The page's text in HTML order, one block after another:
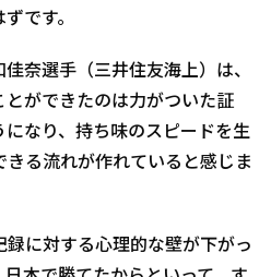
です。
奈選手（三井住友海上）は、
ができたのは力がついた証
なり、持ち味のスピードを生
る流れが作れていると感じま
録に対する心理的な壁が下がっ